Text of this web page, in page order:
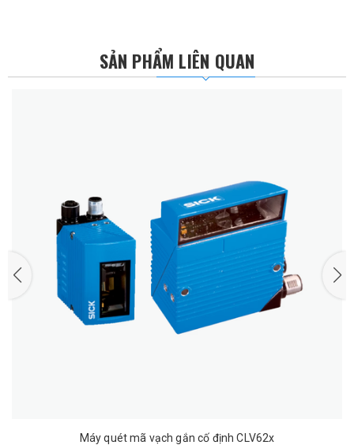
SẢN PHẨM LIÊN QUAN
Máy quét mã vạch gắn cố định CLV62x